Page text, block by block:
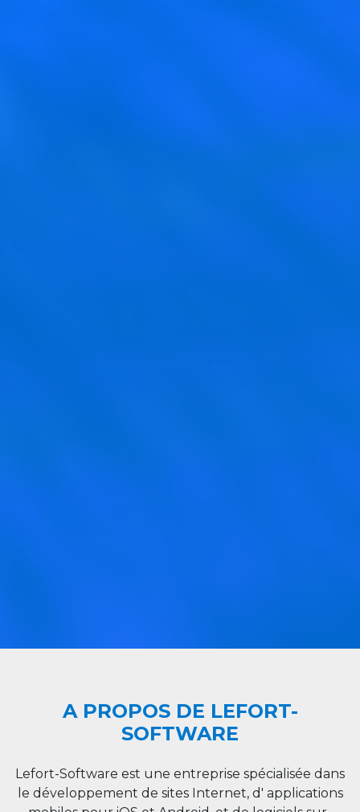
A PROPOS DE LEFORT-
SOFTWARE
Lefort-Software est une entreprise spécialisée dans
le développement de sites Internet, d' applications